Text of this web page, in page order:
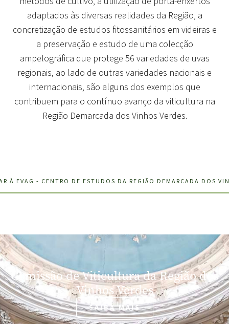
adaptados às diversas realidades da Região, a
concretização de estudos fitossanitários em videiras e
a preservação e estudo de uma colecção
ampelográfica que protege 56 variedades de uvas
regionais, ao lado de outras variedades nacionais e
internacionais, são alguns dos exemplos que
contribuem para o contínuo avanço da viticultura na
Região Demarcada dos Vinhos Verdes.
À EVAG - CENTRO DE ESTUDOS DA REGIÃO DEMARCADA DOS
Comissão de Viticultura da Região dos
Vinhos Verdes
SAIBA MAIS